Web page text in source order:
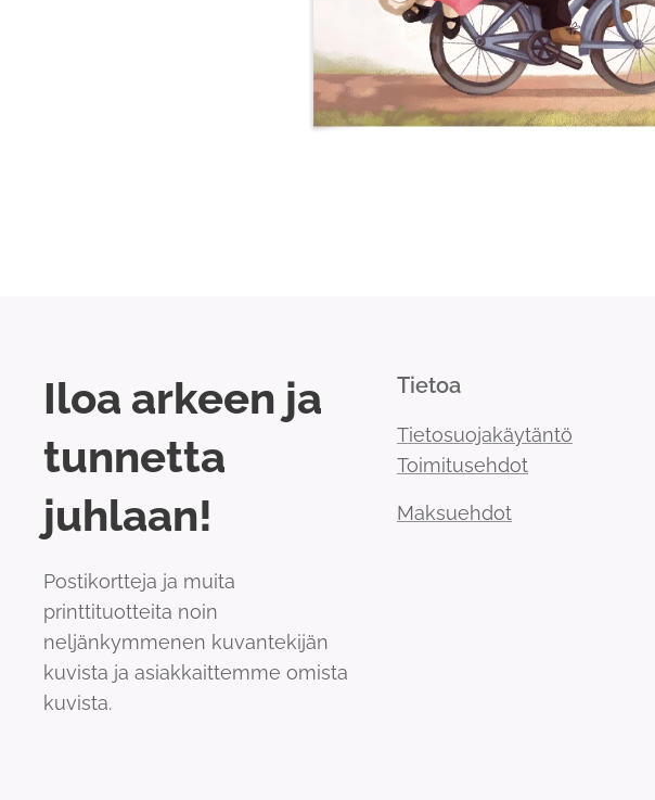
Iloa arkeen ja
tunnetta
juhlaan!
Postikortteja ja muita
printtituotteita noin
neljänkymmenen kuvantekijän
kuvista ja asiakkaittemme omista
kuvista.
Tietoa
Tietosuojakäytäntö
Toimitusehdot
Maksuehdot